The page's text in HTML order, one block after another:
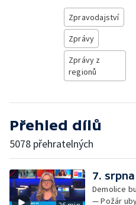
Zpravodajství
Zprávy
Zprávy z
regionů
Přehled dílů
5078 přehratelných
7. srpna
Demolice
— Požár